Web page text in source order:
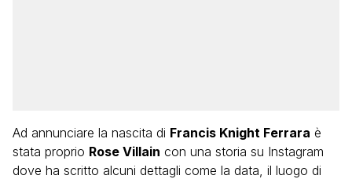
Ad annunciare la nascita di Francis Knight Ferrara è
stata proprio Rose Villain con una storia su Instagram
dove ha scritto alcuni dettagli come la data, il luogo di